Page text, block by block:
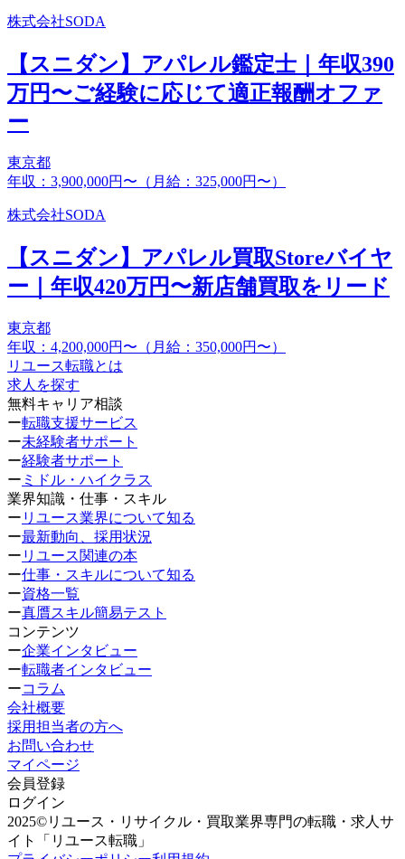
株式会社SODA
【スニダン】アパレル鑑定士｜年収390
万円〜ご経験に応じて適正報酬オファ
ー
東京都
年収：3,900,000円〜（月給：325,000円〜）
株式会社SODA
【スニダン】アパレル買取Storeバイヤ
ー｜年収420万円〜新店舗買取をリード
東京都
年収：4,200,000円〜（月給：350,000円〜）
リユース転職とは
求人を探す
無料キャリア相談
ー転職支援サービス
ー未経験者サポート
ー経験者サポート
ー ミドル・ハイクラス
業界知識・仕事・スキル
ー リユース業界について知る
ー最新動向、採用状況
ー リユース関連の本
ー仕事・スキルについて知る
ー資格一覧
ー真贋スキル簡易テスト
コンテンツ
ー企業インタビュー
ー転職者インタビュー
ーコラム
会社概要
採用担当者の方へ
お問い合わせ
マイページ
会員登録
ログイン
2025©リユース・リサイクル・買取業界専門の転職・求人サ
イト「リユース転職」